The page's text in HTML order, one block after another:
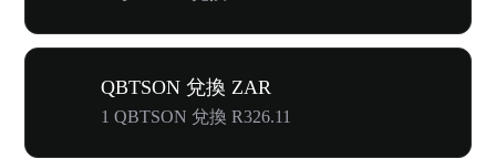
QBTSON 兌換 ZAR
1 QBTSON 兌換 R326.11